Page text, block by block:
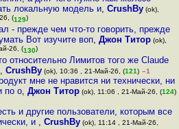
локальную модель и, CrushBy(ok),
(129)
- прежде чем что-то говорить, прежде
Вот изучите воп, Джон Титор(ok),
26, (130)
относительно Лимитов того же Claude
,CrushBy (ok), 10:36 , 21-Май-26, (121) –1
мне не нравится ни технически, ни
по о, Джон Титор(ok), 11:06 , 21-Май-26, (124)
и другие пользователи, которым все
и , CrushBy(ok), 11:14 , 21-Май-26,